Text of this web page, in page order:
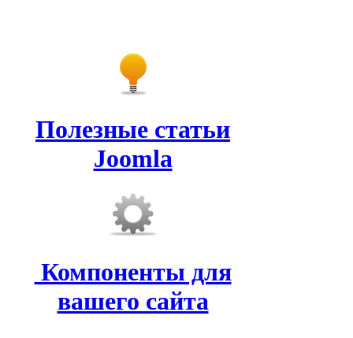
Полезные статьи
Joomla
Компоненты для
вашего сайта